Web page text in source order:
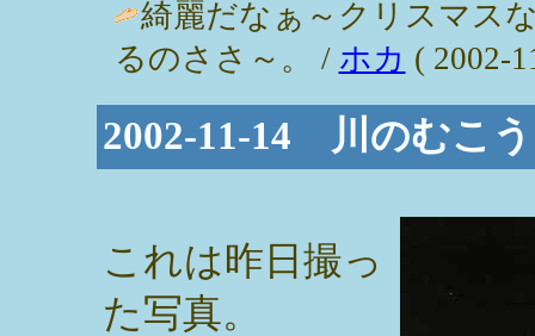
綺麗だなぁ～クリスマス
るのささ～。 / ホカ ( 2002-
2002-11-14 川のむこ
これは昨日撮っ
た写真。